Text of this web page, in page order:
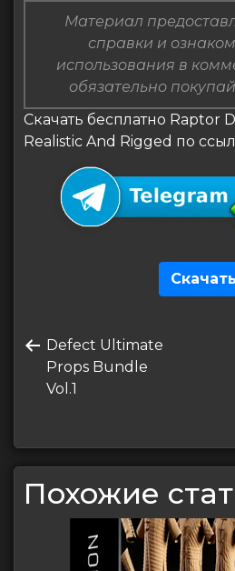
Материал
справки и
использования в
обязательно
Скачать бесплатно Raptor
Realistic And Rigged по
Скачать
по
записям
Предыдущая
запись
Defect Ultimate
Props Bundle
Vol.1
Похожие